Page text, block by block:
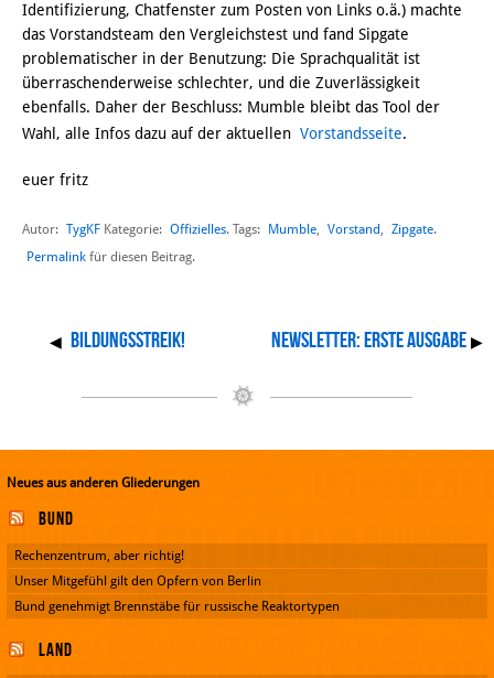
Identifizierung, Chatfenster zum Posten von Links o.ä.) machte
das Vorstandsteam den Vergleichstest und fand Sipgate
problematischer in der Benutzung: Die Sprachqualität ist
überraschenderweise schlechter, und die Zuverlässigkeit
ebenfalls. Daher der Beschluss: Mumble bleibt das Tool der
Wahl, alle Infos dazu auf der aktuellen Vorstandsseite.
euer fritz
Autor: TygKF Kategorie: Offizielles. Tags: Mumble, Vorstand, Zipgate.
Permalink für diesen Beitrag.
◀ Bildungsstreik! Newsletter: Erste Ausgabe ▶
Neues aus anderen Gliederungen
Bund
Rechenzentrum, aber richtig!
Unser Mitgefühl gilt den Opfern von Berlin
Bund genehmigt Brennstäbe für russische Reaktortypen
Land